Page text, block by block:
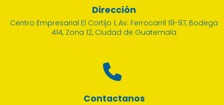
Dirección
Centro Empresarial El Cortijo 1, Av. Ferrocarril 19-97, Bodega
414, Zona 12, Ciudad de Guatemala
Contactanos